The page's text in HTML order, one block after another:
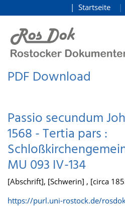
zum Inhalt
Startseite
PDF Download
Passio secundum
1568 - Tertia pars :
MU 093 IV-134
[Abschrift], [Schwerin] , [circa
https://purl.uni-rostock.de/